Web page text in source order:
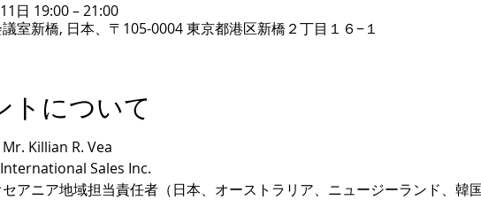
日 19:00 – 21:00
室新橋, 日本、〒105-0004 東京都港区新橋２丁目１６−１
トについて
Killian R. Vea
Sales Inc.
アニア地域担当責任者（日本、オーストラリア、ニュージーランド、韓国